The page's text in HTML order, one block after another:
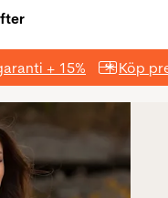
+ 15% Köp